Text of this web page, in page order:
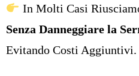
In Molti Casi
Senza Danneggiare la
Evitando Costi Aggiuntivi.